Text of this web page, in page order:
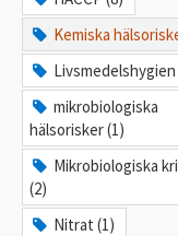
Kemiska
Livsmedelshygien
mikrobiologiska
hälsorisker (1)
Mikrobiologiska
(2)
Nitrat (1)